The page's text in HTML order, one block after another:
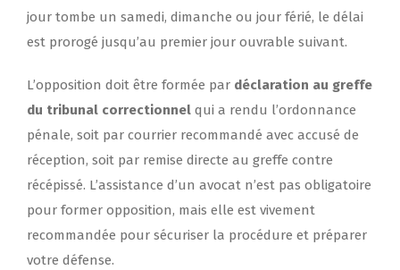
jour tombe un samedi, dimanche ou jour férié, le délai
est prorogé jusqu’au premier jour ouvrable suivant.
L’opposition doit être formée par déclaration au greffe
du tribunal correctionnel qui a rendu l’ordonnance
pénale, soit par courrier recommandé avec accusé de
réception, soit par remise directe au greffe contre
récépissé. L’assistance d’un avocat n’est pas obligatoire
pour former opposition, mais elle est vivement
recommandée pour sécuriser la procédure et préparer
votre défense.